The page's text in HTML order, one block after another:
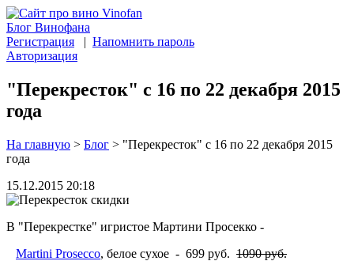
Блог Винофана
Регистрация | Напомнить пароль
Авторизация
"Перекресток" с 16 по 22 декабря 2015
года
На главную > Блог > "Перекресток" с 16 по 22 декабря 2015
года
15.12.2015 20:18
В "Перекрестке" игристое Мартини Просекко -
Martini Prosecco, белое сухое - 699 руб. 1090 руб.